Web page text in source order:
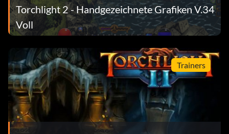
Torchlight 2 - Handgezeichnete Grafiken V.34
Voll
Trainers